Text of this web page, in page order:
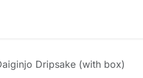
Dripsake (with box)